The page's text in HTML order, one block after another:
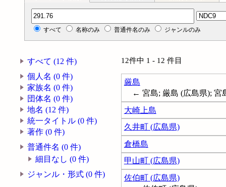
分類記号検索
すべて 名称のみ 普通件名のみ ジャンルのみ
すべて (12 件)
個人名 (0 件)
家族名 (0 件)
団体名 (0 件)
地名 (12 件)
統一タイトル (0 件)
著作 (0 件)
普通件名 (0 件)
細目なし (0 件)
ジャンル・形式 (0 件)
12件中 1 - 12 件目
厳島
← 宮島; 厳島 (広島県); 宮
大崎上島
久井町 (広島県)
倉橋島
甲山町 (広島県)
佐伯町 (広島県)